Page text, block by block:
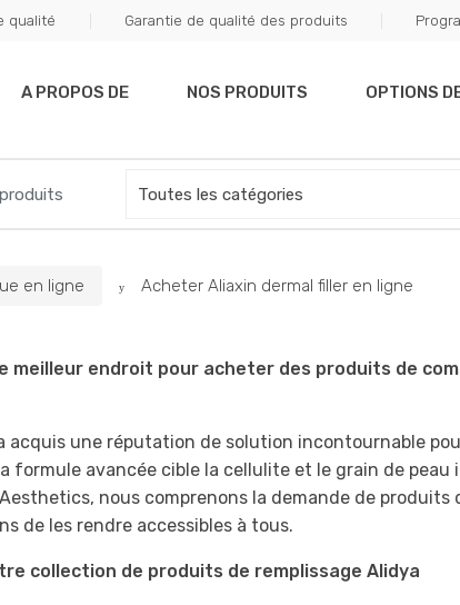
qualité Garantie de qualité des produits
A PROPOS DE NOS PRODUITS OPTIONS
en ligne Acheter Aliaxin dermal filler en ligne
meilleur endroit pour acheter des produits de
acquis une réputation de solution incontournable
formule avancée cible la cellulite et le grain de
nous comprenons la demande de
de les rendre accessibles à tous.
collection de produits de remplissage Alidya